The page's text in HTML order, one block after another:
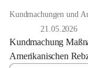
Kundmachungen und
21.05.2026
Kundmachung
Amerikanischen